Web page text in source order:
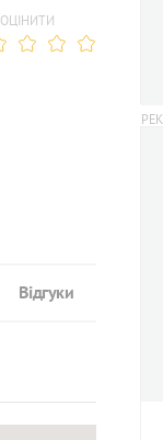
ОЦІНИТИ
Відгуки